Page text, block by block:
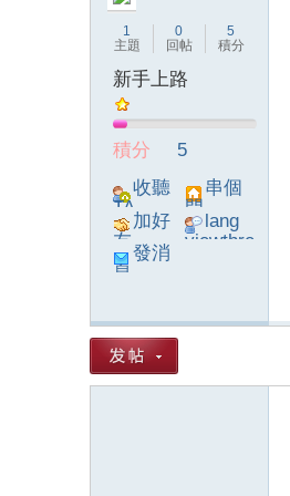
1
主題
0
回帖
5
積分
新手上路
積分
5
收聽
TA
串個
門
加好
友
lang
viewthre
發消
息